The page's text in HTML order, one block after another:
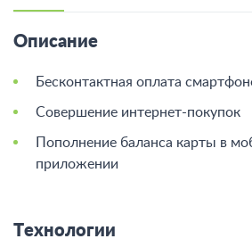
Описание
Бесконтактная оплата
Совершение интернет-покупок
Пополнение баланса карты в
приложении
Технологии